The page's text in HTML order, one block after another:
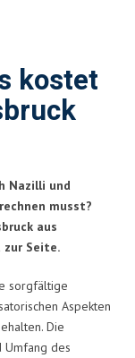
kostet
Nazilli und
musst?
aus
Seite.
sorgfältige
Aspekten
Die
Umfang des